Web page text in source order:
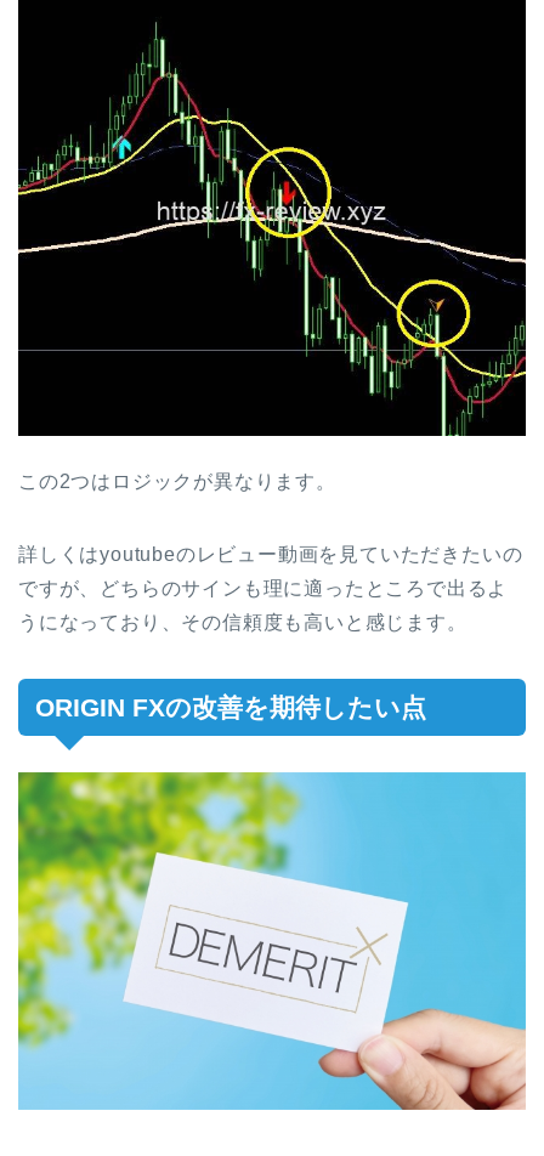
この2つはロジックが異なります。
詳しくはyoutubeのレビュー動画を見ていただきたいの
ですが、どちらのサインも理に適ったところで出るよ
うになっており、その信頼度も高いと感じます。
ORIGIN FXの改善を期待したい点